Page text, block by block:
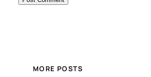
MORE POSTS